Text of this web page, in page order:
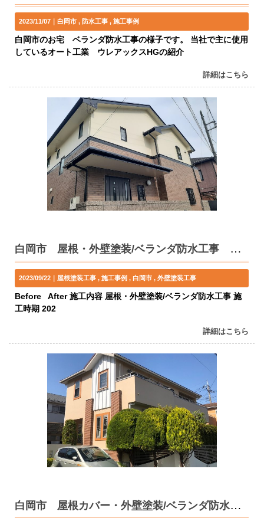
2023/11/07｜白岡市 防水工事 施工事例
白岡市のお宅 ベランダ防水工事の様子です。 当社で主に使用
しているオート工業 ウレアックスHGの紹介
詳細はこちら
白岡市 屋根・外壁塗装/ベランダ防水工事 K様邸
2023/09/22｜ 屋根塗装工事 施工事例 白岡市 外壁塗装工事
Before After 施工内容 屋根・外壁塗装/ベランダ防水工事 施
工時期 202
詳細はこちら
白岡市 屋根カバー・外壁塗装/ベランダ防水工事 S様邸